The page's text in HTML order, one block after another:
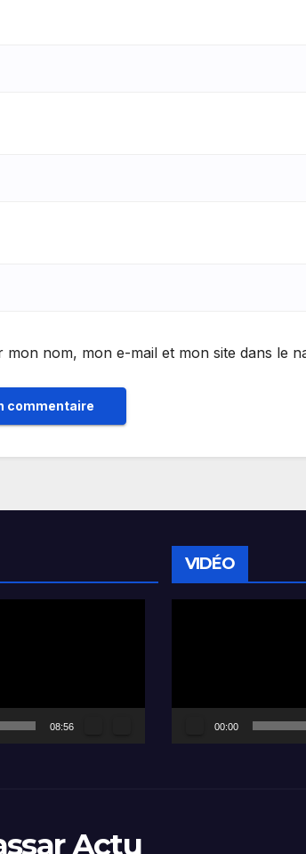
mon nom, mon e-mail et mon site dans le
08:56
VIDÉO
00:00
Actu